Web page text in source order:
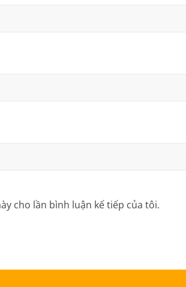
cho lần bình luận kế tiếp của tôi.